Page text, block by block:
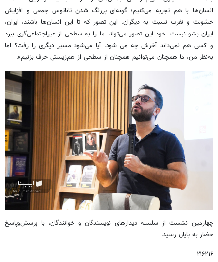
انسان‌ها با هم تجربه می‌کنیم؛ گونه‌ای پررنگ شدن تاناتوس جمعی و افزایش
خشونت و نفرت نسبت به دیگران. این تصور که تا این انسان‌ها باشند، ایران،
ایران بشو نیست. خود این تصور می‌تواند ما را به سطحی از غیراجتماعی‌گری ببرد
و کسی هم نمی‌داند آخرش چه می شود. آیا می‌شود مسیر دیگری را رفت؟ اما
به‌نظر من، ما همچنان می‌توانیم همچنان از سطحی از هم‌زیستی حرف بزنیم».
چهارمین نشست از سلسله دیدارهای نویسندگان و خوانندگان، با پرسش‌وپاسخ
حضار به پایان رسید.
۲۱۶۲۱۶